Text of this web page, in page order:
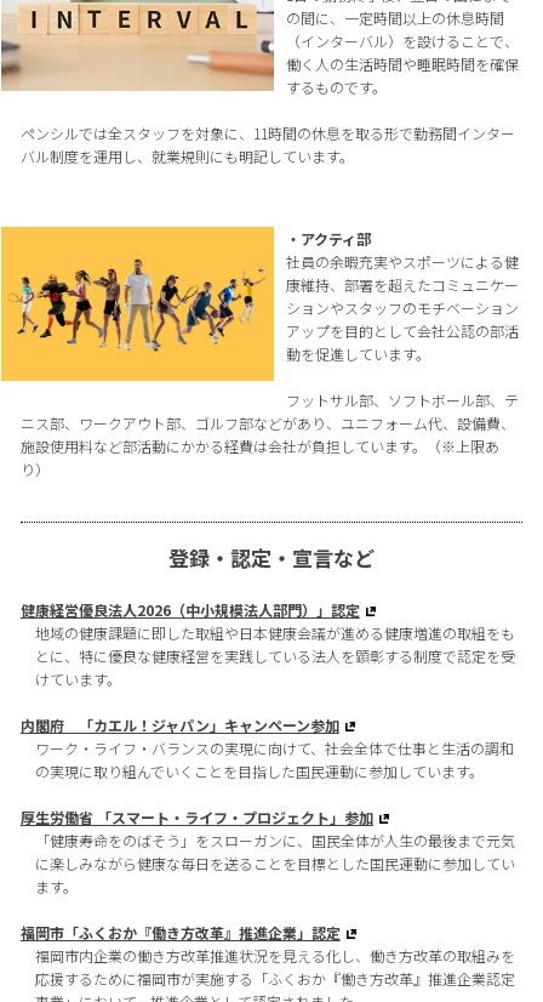
の間に、一定時間以上の休息時間
（インターバル）を設けることで、
働く人の生活時間や睡眠時間を確保
するものです。
ペンシルでは全スタッフを対象に、11時間の休息を取る形で勤務間インター
バル制度を運用し、就業規則にも明記しています。
・アクティ部
社員の余暇充実やスポーツによる健
康維持、部署を超えたコミュニケー
ションやスタッフのモチベーション
アップを目的として会社公認の部活
動を促進しています。
フットサル部、ソフトボール部、テ
ニス部、ワークアウト部、ゴルフ部などがあり、ユニフォーム代、設備費、
施設使用料など部活動にかかる経費は会社が負担しています。（※上限あ
り）
登録・認定・宣言など
健康経営優良法人2026（中小規模法人部門）」認定
地域の健康課題に即した取組や日本健康会議が進める健康増進の取組をも
とに、特に優良な健康経営を実践している法人を顕彰する制度で認定を受
けています。
内閣府 「カエル！ジャパン」キャンペーン参加
ワーク・ライフ・バランスの実現に向けて、社会全体で仕事と生活の調和
の実現に取り組んでいくことを目指した国民運動に参加しています。
厚生労働省 「スマート・ライフ・プロジェクト」参加
「健康寿命をのばそう」をスローガンに、国民全体が人生の最後まで元気
に楽しみながら健康な毎日を送ることを目標とした国民運動に参加してい
ます。
福岡市「ふくおか『働き方改革』推進企業」認定
福岡市内企業の働き方改革推進状況を見える化し、働き方改革の取組みを
応援するために福岡市が実施する「ふくおか『働き方改革』推進企業認定